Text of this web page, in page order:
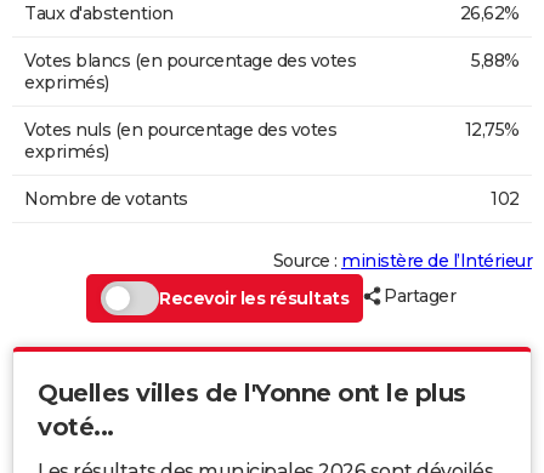
Taux d'abstention 26,62%
Votes blancs (en pourcentage des votes
exprimés)
5,88%
Votes nuls (en pourcentage des votes
exprimés)
12,75%
Nombre de votants 102
Source : ministère de l’Intérieur
Recevoir les résultats
Partager
Quelles villes de l'Yonne ont le plus
voté...